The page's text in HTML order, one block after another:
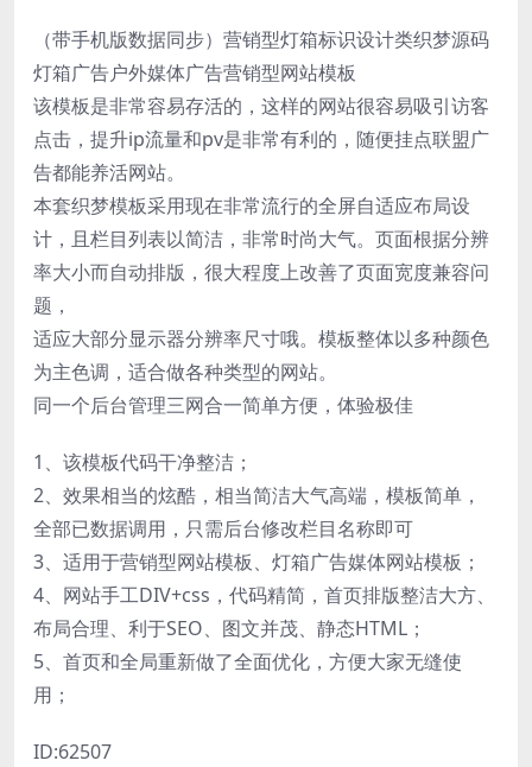
（带手机版数据同步）营销型灯箱标识设计类织梦源码
灯箱广告户外媒体广告营销型网站模板
该模板是非常容易存活的，这样的网站很容易吸引访客
点击，提升ip流量和pv是非常有利的，随便挂点联盟广
告都能养活网站。
本套织梦模板采用现在非常流行的全屏自适应布局设
计，且栏目列表以简洁，非常时尚大气。页面根据分辨
率大小而自动排版，很大程度上改善了页面宽度兼容问
题，
适应大部分显示器分辨率尺寸哦。模板整体以多种颜色
为主色调，适合做各种类型的网站。
同一个后台管理三网合一简单方便，体验极佳
1、该模板代码干净整洁；
2、效果相当的炫酷，相当简洁大气高端，模板简单，
全部已数据调用，只需后台修改栏目名称即可
3、适用于营销型网站模板、灯箱广告媒体网站模板；
4、网站手工DIV+css，代码精简，首页排版整洁大方、
布局合理、利于SEO、图文并茂、静态HTML；
5、首页和全局重新做了全面优化，方便大家无缝使
用；
ID:62507